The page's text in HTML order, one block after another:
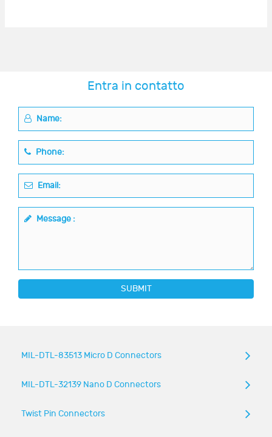
Entra in contatto
Name:
Phone:
Email:
Message :
SUBMIT
MIL-DTL-83513 Micro D Connectors
MIL-DTL-32139 Nano D Connectors
Twist Pin Connectors